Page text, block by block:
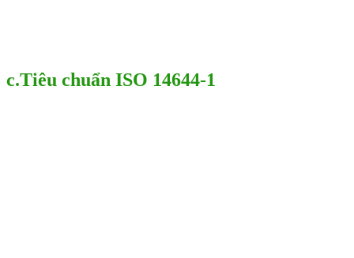
c.Tiêu chuẩn ISO 14644-1